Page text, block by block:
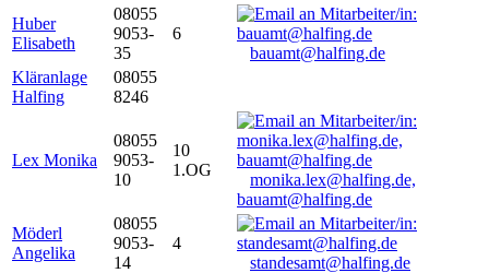
Huber
Elisabeth
08055
9053-
35
6
bauamt@halfing.de
Kläranlage
Halfing
08055
8246
Lex Monika
08055
9053-
10
10
1.OG
monika.lex@halfing.de,
bauamt@halfing.de
Möderl
Angelika
08055
9053-
14
4
standesamt@halfing.de